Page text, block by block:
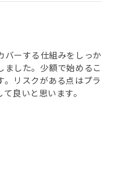
バーする仕組みをしっか
ました。少額で始めるこ
。リスクがある点はプラ
良いと思います。